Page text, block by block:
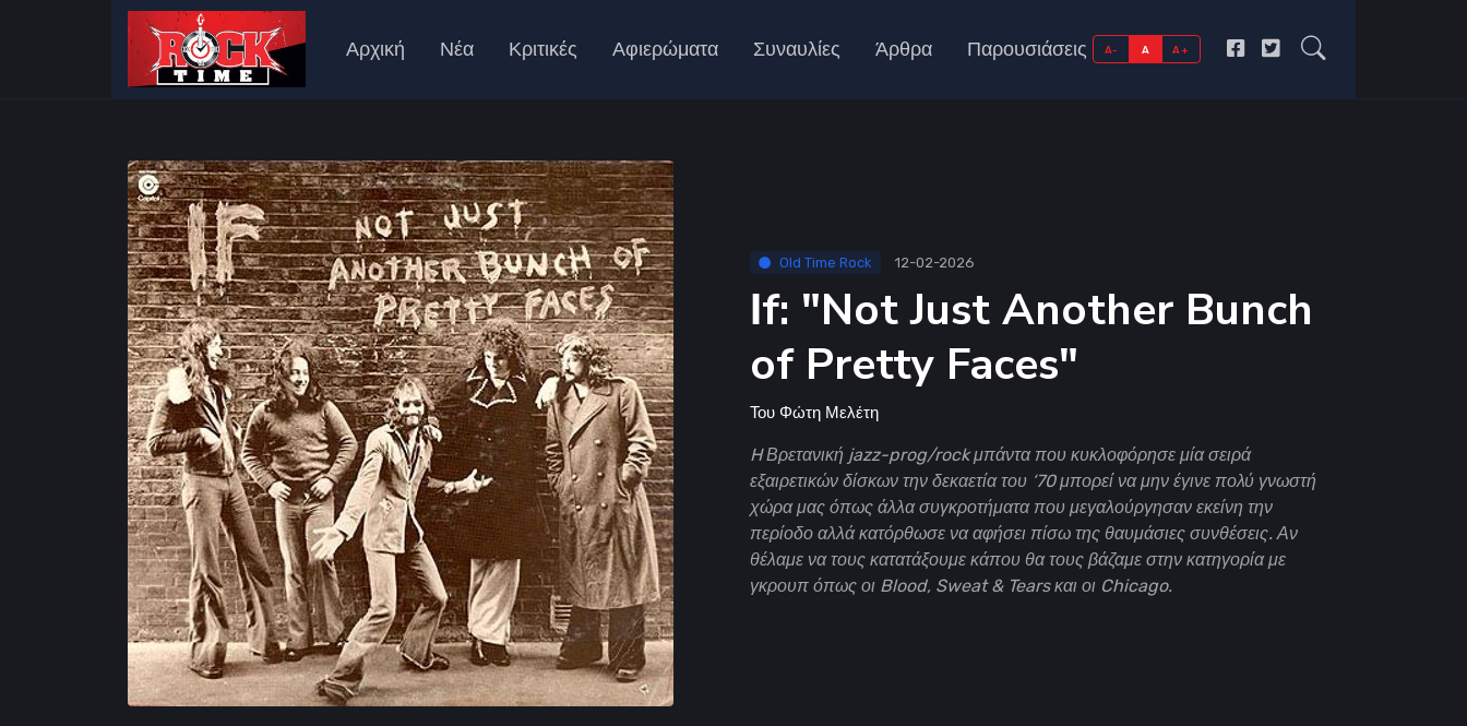
Αρχική Νέα Κριτικές Αφιερώματα Συναυλίες Άρθρα Παρουσιάσεις A- A A+
Old Time Rock 12-02-2026
Ιf: "Not Just Another Bunch
of Pretty Faces"
Του Φώτη Μελέτη
H Βρετανική jazz-prog/rock μπάντα που κυκλοφόρησε μία σειρά
εξαιρετικών δίσκων την δεκαετία του ‘70 μπορεί να μην έγινε πολύ γνωστή
χώρα μας όπως άλλα συγκροτήματα που μεγαλούργησαν εκείνη την
περίοδο αλλά κατόρθωσε να αφήσει πίσω της θαυμάσιες συνθέσεις. Αν
θέλαμε να τους κατατάξουμε κάπου θα τους βάζαμε στην κατηγορία με
γκρουπ όπως οι Blood, Sweat & Tears και οι Chicago.